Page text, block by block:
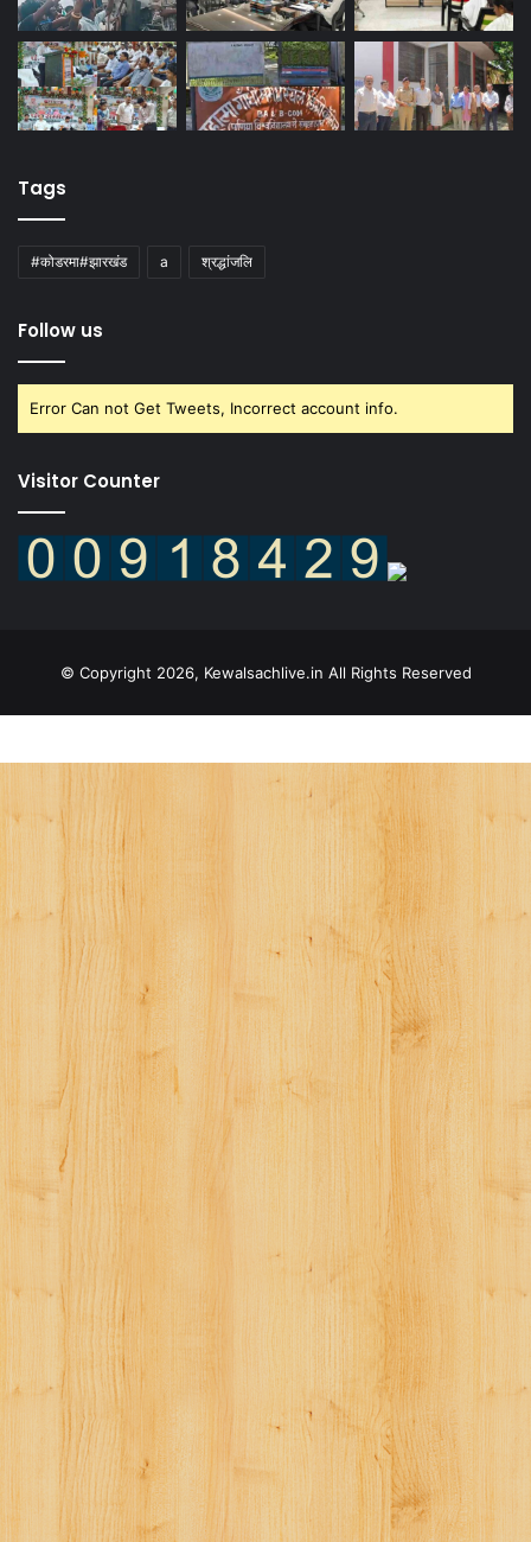
Tags
#कोडरमा#झारखंड a श्रद्धांजलि
Follow us
Error Can not Get Tweets, Incorrect account info.
Visitor Counter
© Copyright 2026, Kewalsachlive.in All Rights Reserved